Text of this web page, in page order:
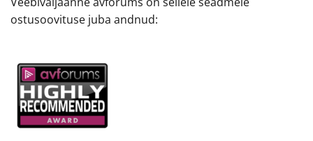
ostusoovituse juba andnud: